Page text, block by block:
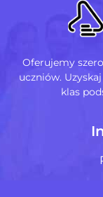
Oferujemy
uczniów.
klas